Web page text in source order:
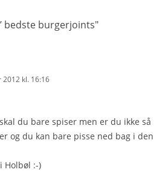
bedste burgerjoints"
2012 kl. 16:16
du bare spiser men er du ikke så
og du kan bare pisse ned bag i den
Holbøl :-)